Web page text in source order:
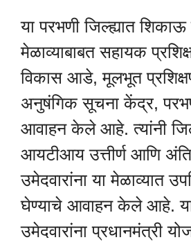
या परभणी जिल्ह्यात शिकाऊ
मेळाव्याबाबत सहायक
विकास आडे, मूलभूत
अनुषंगिक सूचना केंद्र,
आवाहन केले आहे. त्यांनी
आयटीआय उत्तीर्ण आणि
उमेदवारांना या मेळाव्यात
घेण्याचे आवाहन केले आहे. या
उमेदवारांना प्रधानमंत्री